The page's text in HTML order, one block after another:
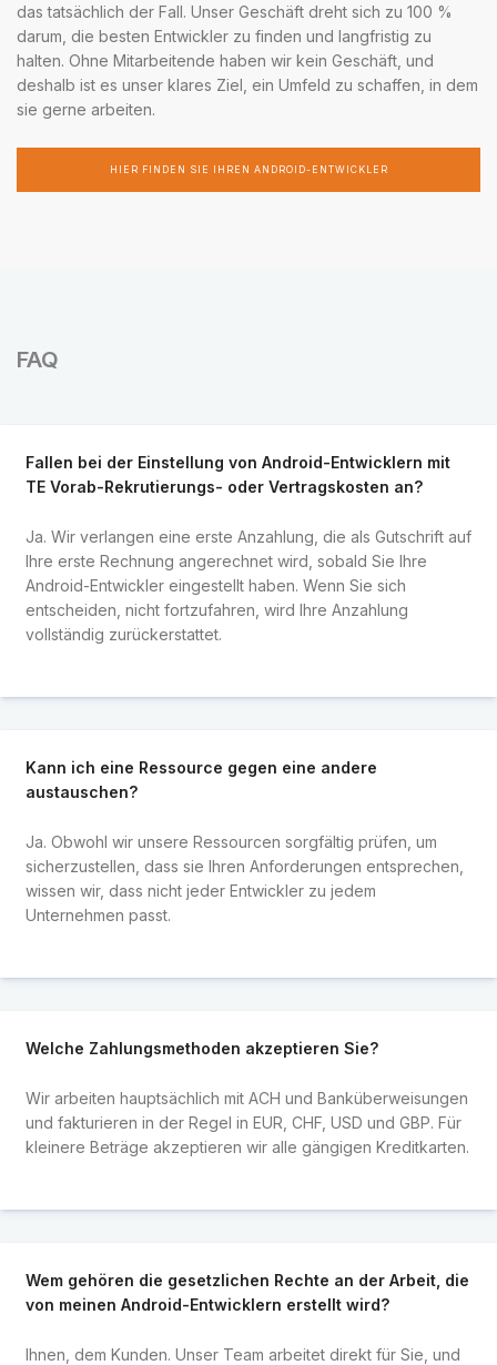
das tatsächlich der Fall. Unser Geschäft dreht sich zu 100 %
darum, die besten Entwickler zu finden und langfristig zu
halten. Ohne Mitarbeitende haben wir kein Geschäft, und
deshalb ist es unser klares Ziel, ein Umfeld zu schaffen, in dem
sie gerne arbeiten.
HIER FINDEN SIE IHREN ANDROID-ENTWICKLER
FAQ
Fallen bei der Einstellung von Android-Entwicklern mit
TE Vorab-Rekrutierungs- oder Vertragskosten an?
Ja. Wir verlangen eine erste Anzahlung, die als Gutschrift auf
Ihre erste Rechnung angerechnet wird, sobald Sie Ihre
Android-Entwickler eingestellt haben. Wenn Sie sich
entscheiden, nicht fortzufahren, wird Ihre Anzahlung
vollständig zurückerstattet.
Kann ich eine Ressource gegen eine andere
austauschen?
Ja. Obwohl wir unsere Ressourcen sorgfältig prüfen, um
sicherzustellen, dass sie Ihren Anforderungen entsprechen,
wissen wir, dass nicht jeder Entwickler zu jedem
Unternehmen passt.
Welche Zahlungsmethoden akzeptieren Sie?
Wir arbeiten hauptsächlich mit ACH und Banküberweisungen
und fakturieren in der Regel in EUR, CHF, USD und GBP. Für
kleinere Beträge akzeptieren wir alle gängigen Kreditkarten.
Wem gehören die gesetzlichen Rechte an der Arbeit, die
von meinen Android-Entwicklern erstellt wird?
Ihnen, dem Kunden. Unser Team arbeitet direkt für Sie, und